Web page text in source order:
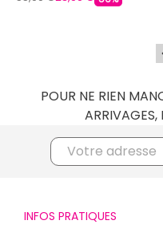
POUR NE RIEN
INFOS PRATIQUES